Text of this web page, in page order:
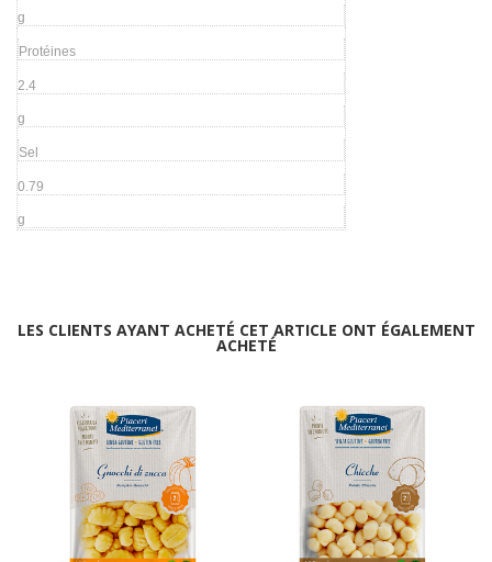
g
Protéines
2.4
g
Sel
0.79
g
LES CLIENTS AYANT ACHETÉ CET ARTICLE ONT ÉGALEMENT
ACHETÉ